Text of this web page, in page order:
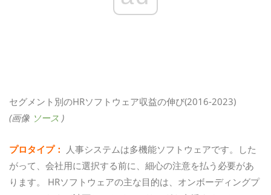
セグメント別のHRソフトウェア収益の伸び(2016-2023)
(画像 ソース )
プロタイプ： 人事システムは多機能ソフトウェアです。した
がって、会社用に選択する前に、細心の注意を払う必要があ
ります。 HRソフトウェアの主な目的は、オンボーディングプ